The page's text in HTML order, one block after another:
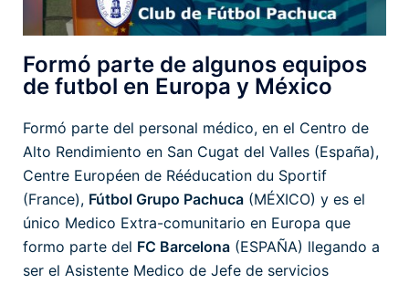
Formó parte de algunos equipos
de futbol en Europa y México
Formó parte del personal médico, en el Centro de
Alto Rendimiento en San Cugat del Valles (España),
Centre Européen de Rééducation du Sportif
(France), Fútbol Grupo Pachuca (MÉXICO) y es el
único Medico Extra-comunitario en Europa que
formo parte del FC Barcelona (ESPAÑA) llegando a
ser el Asistente Medico de Jefe de servicios